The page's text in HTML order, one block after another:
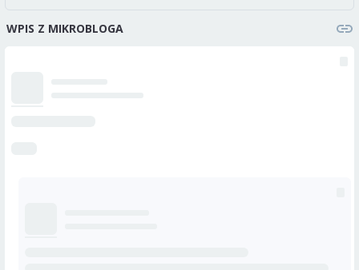
WPIS Z MIKROBLOGA